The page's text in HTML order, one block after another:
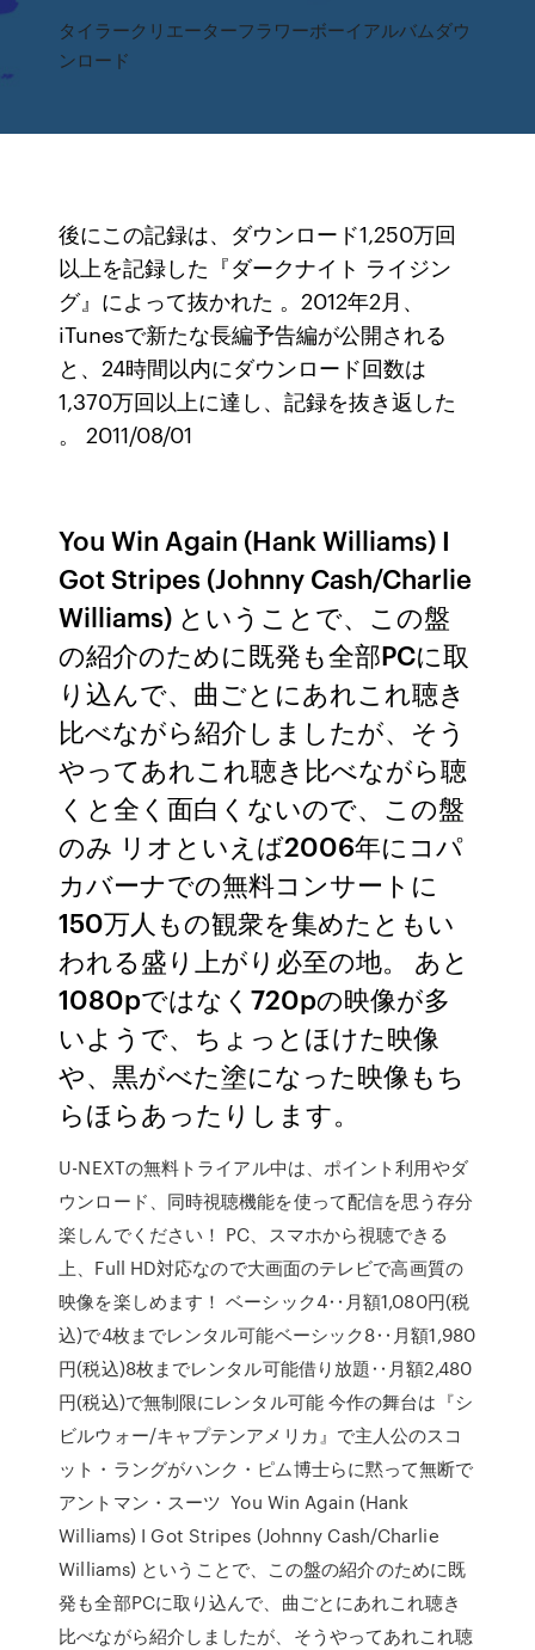
タイラークリエーターフラワーボーイアルバムダウ
ンロード
後にこの記録は、ダウンロード1,250万回
以上を記録した『ダークナイト ライジン
グ』によって抜かれた 。2012年2月、
iTunesで新たな長編予告編が公開される
と、24時間以内にダウンロード回数は
1,370万回以上に達し、記録を抜き返した
。 2011/08/01
You Win Again (Hank Williams) I
Got Stripes (Johnny Cash/Charlie
Williams) ということで、この盤
の紹介のために既発も全部PCに取
り込んで、曲ごとにあれこれ聴き
比べながら紹介しましたが、そう
やってあれこれ聴き比べながら聴
くと全く面白くないので、この盤
のみ リオといえば2006年にコパ
カバーナでの無料コンサートに
150万人もの観衆を集めたともい
われる盛り上がり必至の地。 あと
1080pではなく720pの映像が多
いようで、ちょっとほけた映像
や、黒がべた塗になった映像もち
らほらあったりします。
U-NEXTの無料トライアル中は、ポイント利用やダ
ウンロード、同時視聴機能を使って配信を思う存分
楽しんでください！ PC、スマホから視聴できる
上、Full HD対応なので大画面のテレビで高画質の
映像を楽しめます！ ベーシック4‥月額1,080円(税
込)で4枚までレンタル可能ベーシック8‥月額1,980
円(税込)8枚までレンタル可能借り放題‥月額2,480
円(税込)で無制限にレンタル可能 今作の舞台は『シ
ビルウォー/キャプテンアメリカ』で主人公のスコ
ット・ラングがハンク・ピム博士らに黙って無断で
アントマン・スーツ You Win Again (Hank
Williams) I Got Stripes (Johnny Cash/Charlie
Williams) ということで、この盤の紹介のために既
発も全部PCに取り込んで、曲ごとにあれこれ聴き
比べながら紹介しましたが、そうやってあれこれ聴